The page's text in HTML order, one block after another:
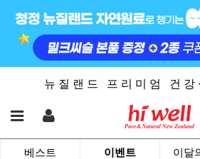
뉴 질 랜 드 프 리 미 엄 건 강
베스트 이벤트 이달